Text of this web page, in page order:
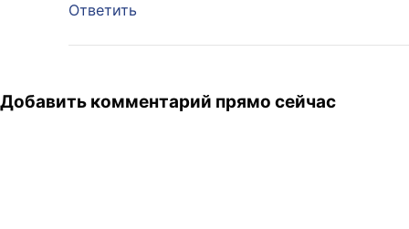
Ответить
Добавить комментарий прямо сейчас